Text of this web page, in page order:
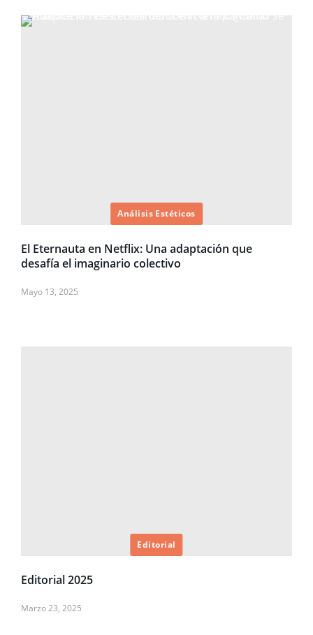
Análisis Estéticos
El Eternauta en Netflix: Una adaptación que
desafía el imaginario colectivo
Mayo 13, 2025
Editorial
Editorial 2025
Marzo 23, 2025